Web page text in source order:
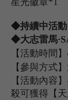
◆持續中活動
◆大志雷馬·
【活動時間】
【參與方式】
【活動內容
殺可獲得【